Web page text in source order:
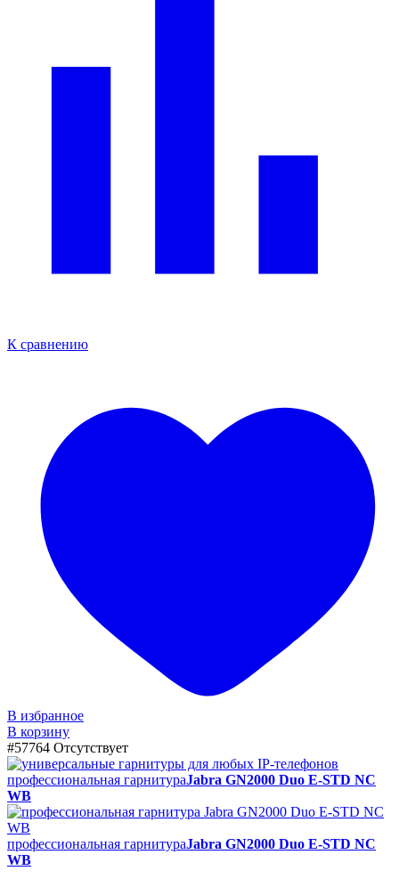
К сравнению
В избранное
В корзину
#57764 Отсутствует
профессиональная гарнитураJabra GN2000 Duo E-STD NC
WB
профессиональная гарнитураJabra GN2000 Duo E-STD NC
WB